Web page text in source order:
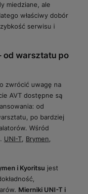
miedziane, ale
właściwy dobór
serwisu i
od warsztatu po
zwrócić uwagę na
AVT dostępne są
od
po bardziej
Wśród
UNI-T Brymen
i Kyoritsu jest
Mierniki UNI-T i